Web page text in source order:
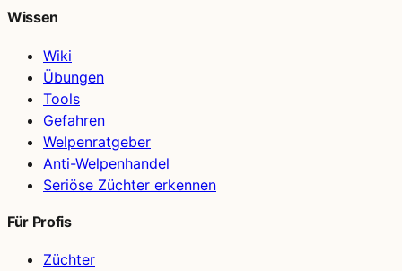
Wissen
Wiki
Übungen
Tools
Gefahren
Welpenratgeber
Anti-Welpenhandel
Seriöse Züchter erkennen
Für Profis
Züchter